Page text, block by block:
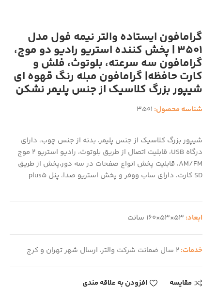
گرامافون ایستاده والتر نیمه فول مدل
3501 | پخش کننده استریو رادیو دو موج،
گرامافون سه سرعته، بلوتوث، فلش و
کارت حافظه| گرامافون مبله رنگ قهوه ای
شیپور بزرگ کلاسیک از جنس پلیمر نشکن
شناسه محصول: 3501
شیپور بزرگ کلاسیک از جنس پلیمر، بدنه از جنس چوب، دارای
درگاه USB، قابلیت اتصال از طریق بلوتوث، رادیو استریو 2 موج
AM/FM، قابلیت پخش انواع صفحات در سه دور،پخش از طریق
SD کارت، دارای ساب ووفر و پخش استریو صدا، پنل plus5
ابعاد: 53×53×160 سانت
خدمات:2 سال ضمانت شرکت والتر، ارسال شهر تهران و کرج
مقایسه افزودن به علاقه مندی